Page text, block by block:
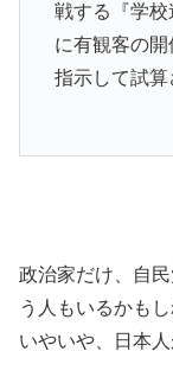
戦する『学
に有観客の
指示して試算
政治家だけ、自
う人もいるかもし
いやいや、日本